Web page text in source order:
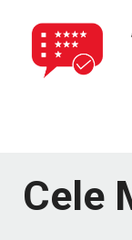
conținut
Cele